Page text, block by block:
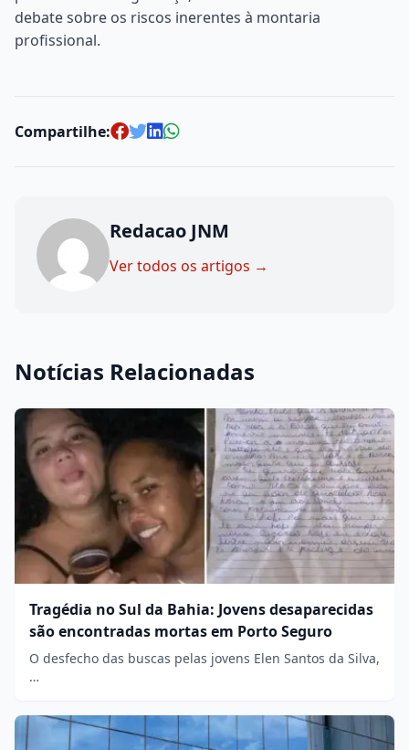
debate sobre os riscos inerentes à montaria
profissional.
Compartilhe:
Redacao JNM
Ver todos os artigos →
Notícias Relacionadas
Tragédia no Sul da Bahia: Jovens desaparecidas
são encontradas mortas em Porto Seguro
O desfecho das buscas pelas jovens Elen Santos da Silva,
…